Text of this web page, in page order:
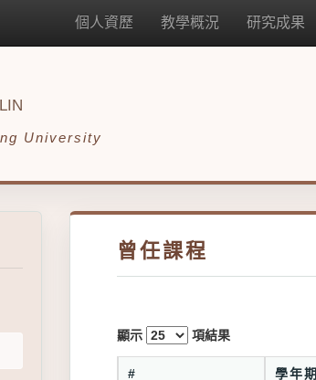
個人資歷 教學概況 研究成果
University
曾任課程
顯示 項結果
# 學年期